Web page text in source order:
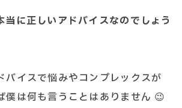
当に正しいアドバイスなのでしょう
バイスで悩みやコンプレックスが
僕は何も言うことはありません 😉